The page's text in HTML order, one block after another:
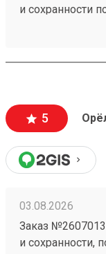
и сохранности
5
03.08.2026
Заказ
и сохранности,